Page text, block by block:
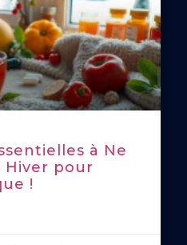
à Ne
Hiver pour
!